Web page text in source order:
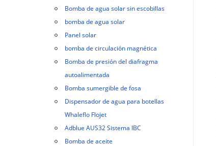
Bomba de agua solar sin escobillas
bomba de agua solar
Panel solar
bomba de circulación magnética
Bomba de presión del diafragma
autoalimentada
Bomba sumergible de fosa
Dispensador de agua para botellas
Whaleflo Flojet
Adblue AUS32 Sistema IBC
Bomba de aceite